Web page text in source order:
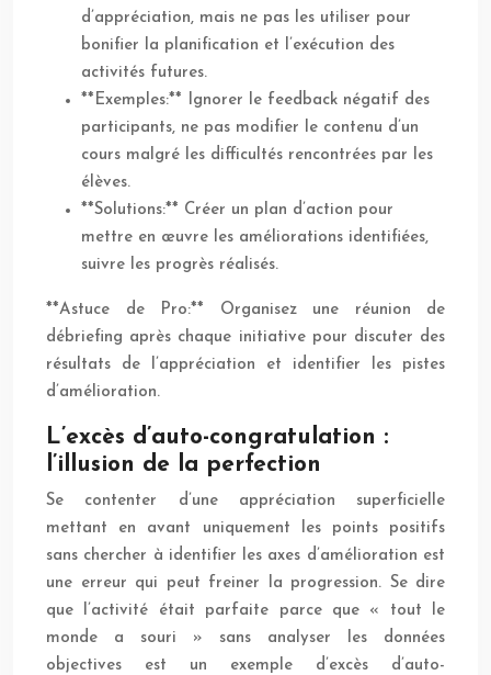
d’appréciation, mais ne pas les utiliser pour
bonifier la planification et l’exécution des
activités futures.
**Exemples:** Ignorer le feedback négatif des
participants, ne pas modifier le contenu d’un
cours malgré les difficultés rencontrées par les
élèves.
**Solutions:** Créer un plan d’action pour
mettre en œuvre les améliorations identifiées,
suivre les progrès réalisés.
**Astuce de Pro:** Organisez une réunion de
débriefing après chaque initiative pour discuter des
résultats de l’appréciation et identifier les pistes
d’amélioration.
L’excès d’auto-congratulation :
l’illusion de la perfection
Se contenter d’une appréciation superficielle
mettant en avant uniquement les points positifs
sans chercher à identifier les axes d’amélioration est
une erreur qui peut freiner la progression. Se dire
que l’activité était parfaite parce que « tout le
monde a souri » sans analyser les données
objectives est un exemple d’excès d’auto-